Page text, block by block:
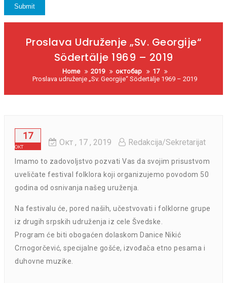
Proslava Udruženje „Sv. Georgije“
Södertälje 1969 – 2019
Home 2019 октобар
17
Proslava udruženje „Sv. Georgije“ Södertälje 1969 – 2019
17
окт Окт , 17 , 2019 Redakcija/Sekretarijat
Imamo to zadovoljstvo pozvati Vas da svojim prisustvom
uveličate festival folklora koji organizujemo povodom 50
godina od osnivanja našeg uruženja.
Na festivalu će, pored naših, učestvovati i folklorne grupe
iz drugih srpskih udruženja iz cele Švedske.
Program će biti obogaćen dolaskom Danice Nikić
Crnogorčević, specijalne gošće, izvođača etno pesama i
duhovne muzike.